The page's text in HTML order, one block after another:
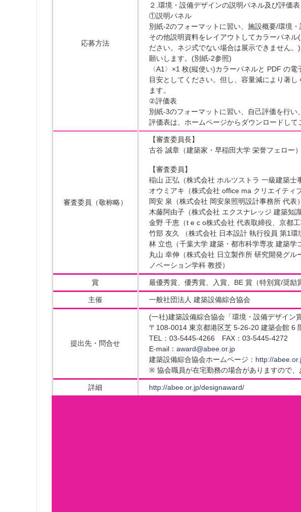
応募方法
２.環境・設備デザインの説明パネル及び評価表
①説明パネル
別紙-2のフォーマットに習い、施設概要/環境
その他説明資料をレイアウトしてカラーパネ
ださい。ネジ式でない場合は展示できません
願いします。(別紙-2参照)
〈A1〉×1 枚(縦使い)カラーパネルと PDF の
目安としてください。但し、容量減により著
ます。
②評価表
別紙-3のフォーマットに習い、自己評価を行い
評価表は、ホームページからダウンロードして
審査委員（敬称略）
【審査委員長】
古谷 誠章（建築家・早稲田大学 栄誉フェロー）
【審査委員】
稲山 正弘（株式会社 ホルツストラ 一級建築士
オウミアキ（株式会社 office ma クリエイティ
岡安 泉（株式会社 岡安泉照明設計事務所 代表）
木藤阿由子（株式会社 エクスナレッジ 建築知
金野 千恵（t e c o株式会社 代表取締役、京都
竹部 友久 （株式会社 日本設計 執行役員 第1環
林 立也（千葉大学 建築・都市科学専攻 建築学
丸山 幸伸（株式会社 日立製作所 研究開発グ
ノベーション学科 教授）
賞 最優秀賞、優秀賞、入賞、BE 賞（特別賞/奨励
主催 一般社団法人 建築設備綜合協会
提出先・問合せ
(一社)建築設備綜合協会「環境・設備デザイン
〒108-0014 東京都港区芝 5-26-20 建築会館 6
TEL：03-5445-4266 FAX：03-5445-4272
E-mail： award@abee.or.jp
建築設備綜合協会ホームページ： http://
※ 協会職員が在宅勤務の場合がありますので、
詳細 http://abee.or.jp/designaward/